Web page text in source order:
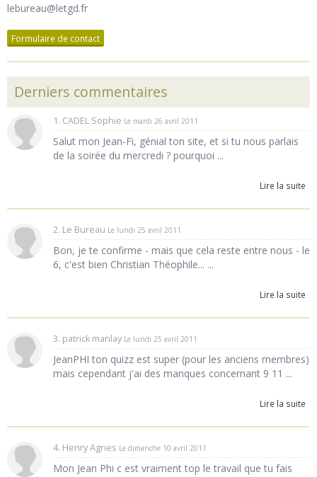
lebureau@letgd.fr
Formulaire de contact
Derniers commentaires
1. CADEL Sophie Le mardi 26 avril 2011
Salut mon Jean-Fi, génial ton site, et si tu nous parlais
de la soirée du mercredi ? pourquoi ...
Lire la suite
2. Le Bureau Le lundi 25 avril 2011
Bon, je te confirme - mais que cela reste entre nous - le
6, c'est bien Christian Théophile... ...
Lire la suite
3. patrick manlay Le lundi 25 avril 2011
JeanPHI ton quizz est super (pour les anciens membres)
mais cependant j'ai des manques concernant 9 11 ...
Lire la suite
4. Henry Agnes Le dimanche 10 avril 2011
Mon Jean Phi c est vraiment top le travail que tu fais